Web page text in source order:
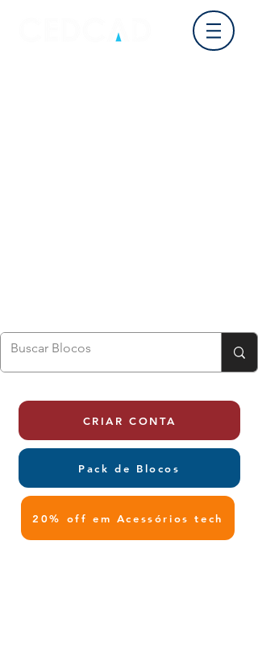
CRIAR CONTA
Pack de Blocos
20% off em Acessórios tech